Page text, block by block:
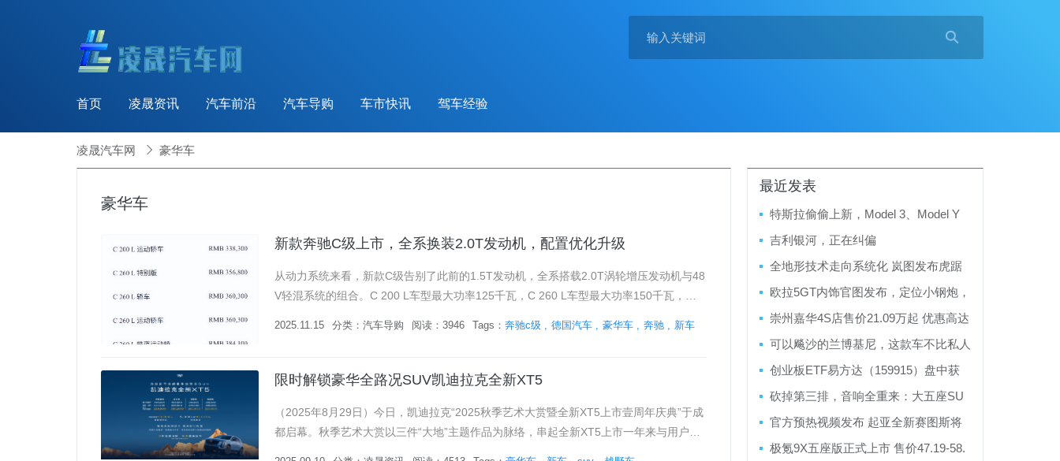

首页 凌晟资讯 汽车前沿 汽车导购 车市快讯 驾车经验
凌晟汽车网  豪华车
豪华车
新款奔驰C级上市，全系换装2.0T发动机，配置优化升级
从动力系统来看，新款C级告别了此前的1.5T发动机，全系搭载2.0T涡轮增压发动机与48
V轻混系统的组合。C 200 L车型最大功率125千瓦，C 260 L车型最大功率150千瓦，其
2025.11.15 分类： 汽车导购 阅读：3946 Tags： 奔驰c级 德国汽车 豪华车 奔驰 新车
限时解锁豪华全路况SUV凯迪拉克全新XT5
（2025年8月29日）今日，凯迪拉克“2025秋季艺术大赏暨全新XT5上市壹周年庆典”于成
都启幕。秋季艺术大赏以三件“大地”主题作品为脉络，串起全新XT5上市一年来与用户共
最近发表
特斯拉偷偷上新，Model 3、Model Y
车系马力再增53匹
吉利银河，正在纠偏
全地形技术走向系统化 岚图发布虎踞
智能底盘
欧拉5GT内饰官图发布，定位小钢炮，
翻毛皮材质+运动座椅
崇州嘉华4S店售价21.09万起 优惠高达
7.80万
可以飚沙的兰博基尼，这款车不比私人
飞机带劲？
创业板ETF易方达（159915）盘中获
净申购3.85亿份，单日“吸金”超11亿
砍掉第三排，音响全重来：大五座SU
V如何做声学“手术”
官方预热视频发布 起亚全新赛图斯将
于8月13日开启预售
极氪9X五座版正式上市 售价47.19-58.